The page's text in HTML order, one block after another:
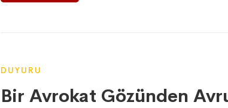
DUYURU
Bir Avrokat Gözünden